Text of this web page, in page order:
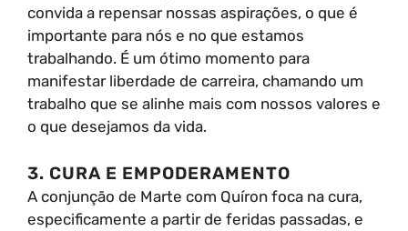
convida a repensar nossas aspirações, o que é
importante para nós e no que estamos
trabalhando. É um ótimo momento para
manifestar liberdade de carreira, chamando um
trabalho que se alinhe mais com nossos valores e
o que desejamos da vida.
3. CURA E EMPODERAMENTO
A conjunção de Marte com Quíron foca na cura,
especificamente a partir de feridas passadas, e